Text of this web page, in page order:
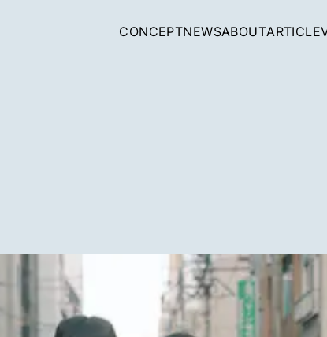
CONCEPTNEWSABOUTARTICLE